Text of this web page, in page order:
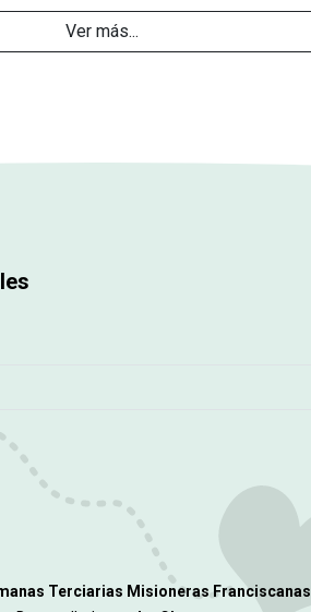
Ver más...
Terciarias Misioneras Franciscanas